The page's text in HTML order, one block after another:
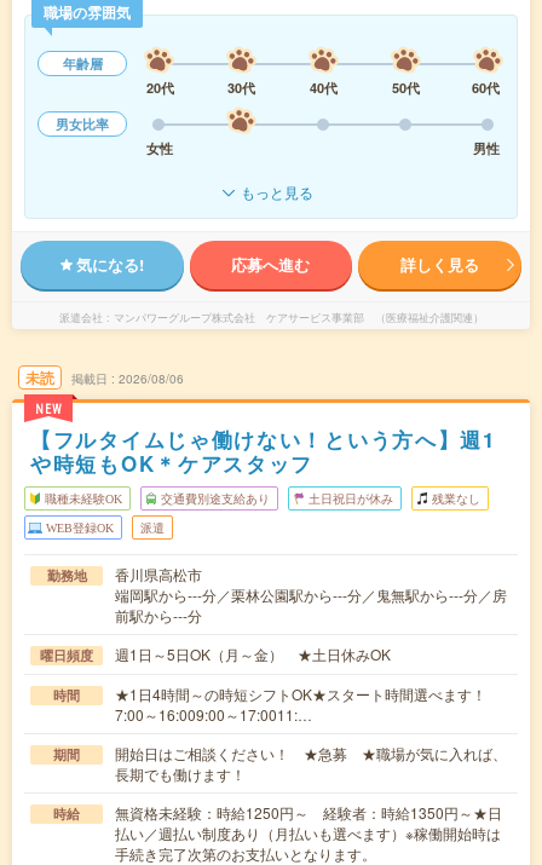
職場の雰囲気
年齢層
20代
30代 40代 50代
60代
男女比率
女性
男性
もっと見る
気になる! 応募へ進む 詳しく見る
派遣会社 マンパワーグループ株式会社 ケアサービス事業部 （医療福祉介護関連）
未読
NEW
掲載日 2026/08/06
【フルタイムじゃ働けない！という方へ】週1
や時短もOK＊ケアスタッフ
職種未経験OK 交通費別途支給あり 土日祝日が休み 残業なし
WEB登録OK 派遣
勤務地
香川県高松市
端岡駅から---分／栗林公園駅から---分／鬼無駅から---分／房
前駅から---分
曜日頻度 週1日～5日OK（月～金） ★土日休みOK
時間
★1日4時間～の時短シフトOK★スタート時間選べます！
7:00～16:009:00～17:0011:…
期間
開始日はご相談ください！ ★急募 ★職場が気に入れば、
長期でも働けます！
時給
無資格未経験：時給1250円～ 経験者：時給1350円～★日
払い／週払い制度あり（月払いも選べます）※稼働開始時は
手続き完了次第のお支払いとなります。